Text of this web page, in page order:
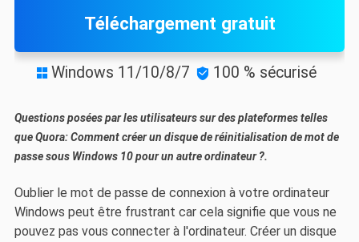
Téléchargement gratuit
 Windows 11/10/8/7  100 % sécurisé
Questions posées par les utilisateurs sur des plateformes telles
que Quora: Comment créer un disque de réinitialisation de mot de
passe sous Windows 10 pour un autre ordinateur ?.
Oublier le mot de passe de connexion à votre ordinateur
Windows peut être frustrant car cela signifie que vous ne
pouvez pas vous connecter à l'ordinateur. Créer un disque